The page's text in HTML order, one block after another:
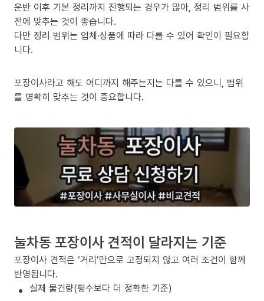
운반 이후 기본 정리까지 진행되는 경우가 많아, 정리 범위를 사
전에 맞추는 것이 좋습니다.
다만 정리 범위는 업체·상품에 따라 다를 수 있어 확인이 필요합
니다.
포장이사라고 해도 어디까지 해주는지는 다를 수 있으니, 범위
를 명확히 맞추는 것이 중요합니다.
눌차동 포장이사 견적이 달라지는 기준
포장이사 견적은 ‘거리’만으로 고정되지 않고 여러 조건이 함께
반영됩니다.
실제 물건량(평수보다 더 정확한 기준)